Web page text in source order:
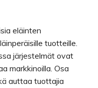
eläinten
tuotteille.
järjestelmät ovat
markkinoilla. Osa
auttaa tuottajia